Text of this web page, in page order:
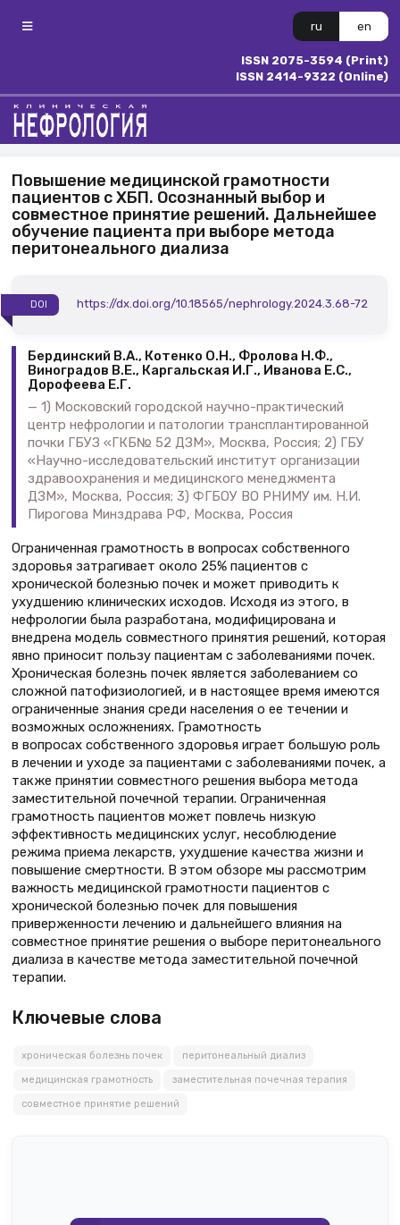
ru en
ISSN 2075-3594 (Print)
ISSN 2414-9322 (Online)
Повышение медицинской грамотности
пациентов с ХБП. Осознанный выбор и
совместное принятие решений. Дальнейшее
обучение пациента при выборе метода
перитонеального диализа
DOI https://dx.doi.org/10.18565/nephrology.2024.3.68-72
Бердинский В.А., Котенко О.Н., Фролова Н.Ф.,
Виноградов В.Е., Каргальская И.Г., Иванова Е.С.,
Дорофеева Е.Г.
1) Московский городской научно-практический
центр нефрологии и патологии трансплантированной
почки ГБУЗ «ГКБ№ 52 ДЗМ», Москва, Россия; 2) ГБУ
«Научно-исследовательский институт организации
здравоохранения и медицинского менеджмента
ДЗМ», Москва, Россия; 3) ФГБОУ ВО РНИМУ им. Н.И.
Пирогова Минздрава РФ, Москва, Россия
Ограниченная грамотность в вопросах собственного
здоровья затрагивает около 25% пациентов с
хронической болезнью почек и может приводить к
ухудшению клинических исходов. Исходя из этого, в
нефрологии была разработана, модифицирована и
внедрена модель совместного принятия решений, которая
явно приносит пользу пациентам с заболеваниями почек.
Хроническая болезнь почек является заболеванием со
сложной патофизиологией, и в настоящее время имеются
ограниченные знания среди населения о ее течении и
возможных осложнениях. Грамотность
в вопросах собственного здоровья играет большую роль
в лечении и уходе за пациентами с заболеваниями почек, а
также принятии совместного решения выбора метода
заместительной почечной терапии. Ограниченная
грамотность пациентов может повлечь низкую
эффективность медицинских услуг, несоблюдение
режима приема лекарств, ухудшение качества жизни и
повышение смертности. В этом обзоре мы рассмотрим
важность медицинской грамотности пациентов с
хронической болезнью почек для повышения
приверженности лечению и дальнейшего влияния на
совместное принятие решения о выборе перитонеального
диализа в качестве метода заместительной почечной
терапии.
Ключевые слова
хроническая болезнь почек перитонеальный диализ
медицинская грамотность заместительная почечная терапия
совместное принятие решений